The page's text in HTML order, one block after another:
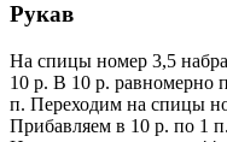
Рукав
На спицы номер 3,5
10 р. В 10 р. равномерно
п. Переходим на спицы
Прибавляем в 10 р. по 1